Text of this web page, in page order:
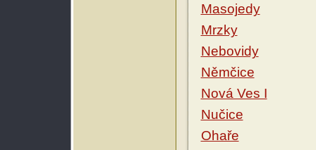
Masojedy
Mrzky
Nebovidy
Němčice
Nová Ves I
Nučice
Ohaře